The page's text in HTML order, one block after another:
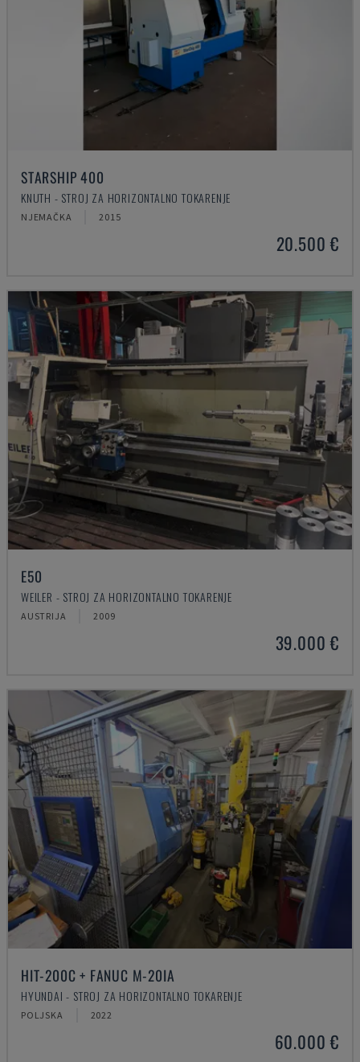
STARSHIP 400
KNUTH - STROJ ZA HORIZONTALNO TOKARENJE
NJEMAČKA 2015
20.500 €
E50
WEILER - STROJ ZA HORIZONTALNO TOKARENJE
AUSTRIJA 2009
39.000 €
HIT-200C + FANUC M-20IA
HYUNDAI - STROJ ZA HORIZONTALNO TOKARENJE
POLJSKA 2022
60.000 €